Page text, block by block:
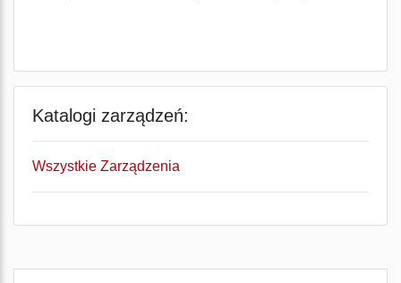
Katalogi zarządzeń:
Wszystkie Zarządzenia